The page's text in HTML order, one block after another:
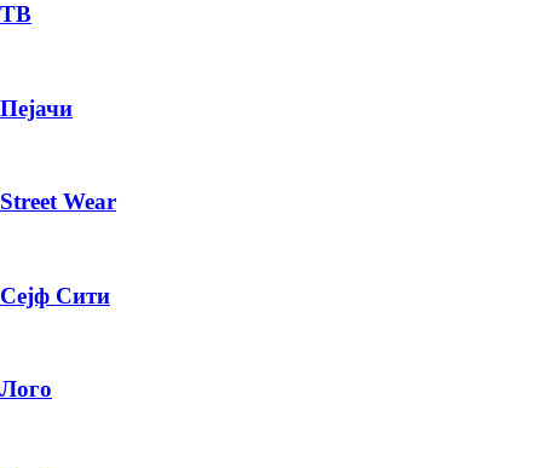
ПЛАТИ ПРИ ДОСТАВА ВО КЕШ
ТВ
Пејачи
Street Wear
Сејф Сити
Лого